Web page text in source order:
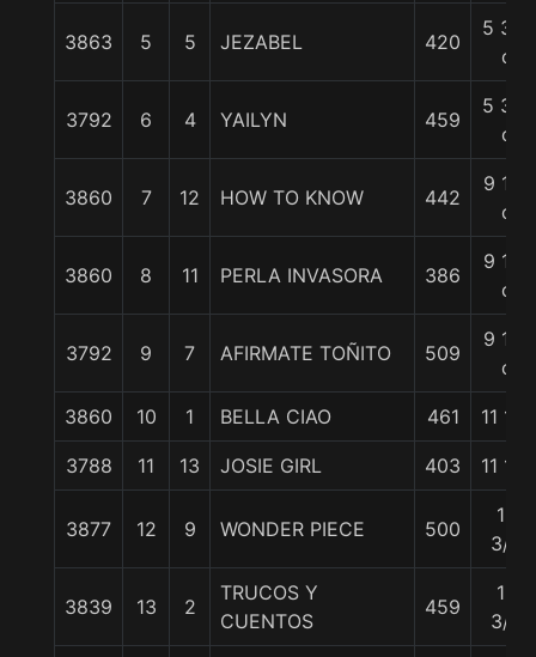
3863 5 5 JEZABEL 420
5 3/4
c
3792 6 4 YAILYN 459
5 3/4
c
3860 7 12 HOW TO KNOW 442
9 1/4
c
3860 8 11 PERLA INVASORA 386
9 1/4
c
3792 9 7 AFIRMATE TOÑITO 509
9 1/4
c
3860 10 1 BELLA CIAO 461 11 1/4
3788 11 13 JOSIE GIRL 403 11 1/2
3877 12 9 WONDER PIECE 500
13
3/4
3839 13 2
TRUCOS Y
CUENTOS
459
13
3/4